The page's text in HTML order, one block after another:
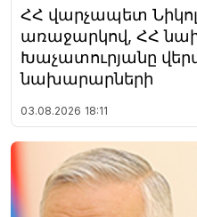
ՀՀ վարչապետ
առաջարկով, ՀՀ
Խաչատուրյանը
նախարարների
03.08.2026 18:11